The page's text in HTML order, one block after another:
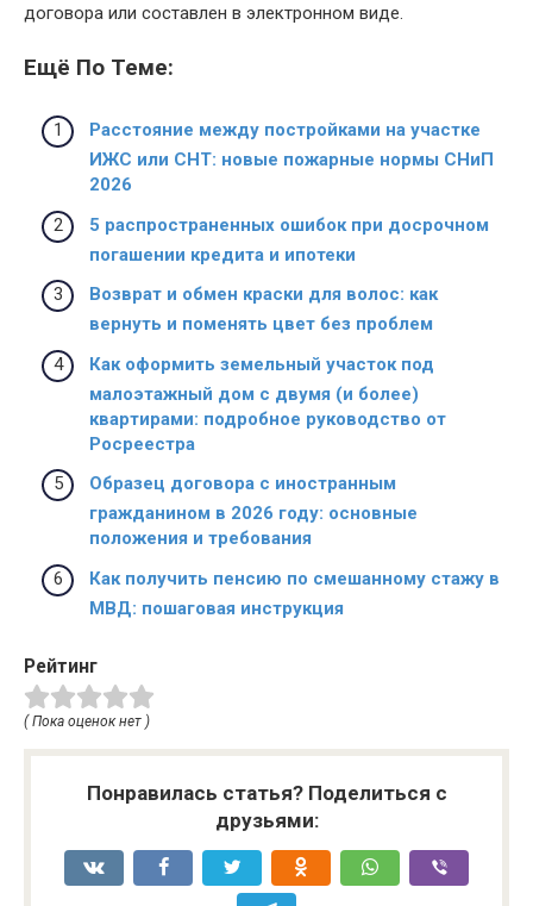
договора или составлен в электронном виде.
Ещё По Теме:
Расстояние между постройками на участке
ИЖС или СНТ: новые пожарные нормы СНиП
2026
5 распространенных ошибок при досрочном
погашении кредита и ипотеки
Возврат и обмен краски для волос: как
вернуть и поменять цвет без проблем
Как оформить земельный участок под
малоэтажный дом с двумя (и более)
квартирами: подробное руководство от
Росреестра
Образец договора с иностранным
гражданином в 2026 году: основные
положения и требования
Как получить пенсию по смешанному стажу в
МВД: пошаговая инструкция
Рейтинг
( Пока оценок нет )
Понравилась статья? Поделиться с
друзьями: